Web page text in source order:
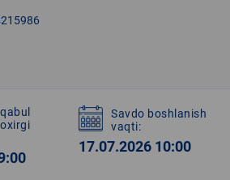
Savdo boshlanish
vaqti:
17.07.2026 10:00